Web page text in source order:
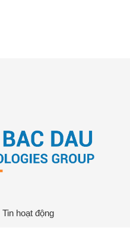
Tin hoạt động